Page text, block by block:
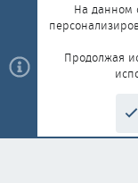
Обратная связь
Политика
add-ons by ThemeHouse
На данном
Продолжая